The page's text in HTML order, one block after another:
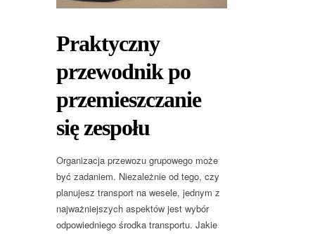
Praktyczny
przewodnik po
przemieszczanie
się zespołu
Organizacja przewozu grupowego może
być zadaniem. Niezależnie od tego, czy
planujesz transport na wesele, jednym z
najważniejszych aspektów jest wybór
odpowiedniego środka transportu. Jakie